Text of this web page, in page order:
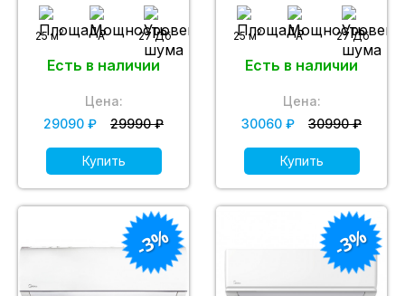
25 м2 A 27 Дб
Есть в наличии
Цена:
29090 ₽
29990 ₽
Купить
25 м2 A 27 Дб
Есть в наличии
Цена:
30060 ₽
30990 ₽
Купить
-3% -3%